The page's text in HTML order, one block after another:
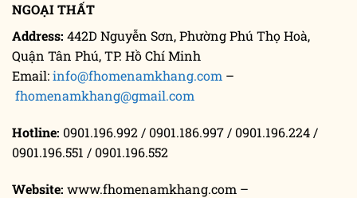
NGOẠI THẤT
Address: 442D Nguyễn Sơn, Phường Phú Thọ Hoà,
Quận Tân Phú, TP. Hồ Chí Minh
Email:info@fhomenamkhang.com –
fhomenamkhang@gmail.com
Hotline: 0901.196.992 / 0901.186.997 / 0901.196.224 /
0901.196.551 / 0901.196.552
Website: www.fhomenamkhang.com –